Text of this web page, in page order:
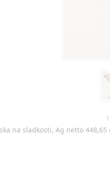
na sladkosti, Ag netto